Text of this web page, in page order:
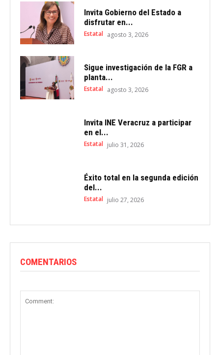
Invita Gobierno del Estado a
disfrutar en...
Estatal agosto 3, 2026
Sigue investigación de la FGR a
planta...
Estatal agosto 3, 2026
Invita INE Veracruz a participar
en el...
Estatal julio 31, 2026
Éxito total en la segunda edición
del...
Estatal julio 27, 2026
COMENTARIOS